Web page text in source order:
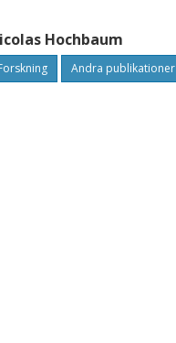
Hochbaum
Andra publikationer